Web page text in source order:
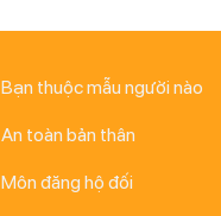
Bạn thuộc mẫu người nào
An toàn bản thân
Môn đăng hộ đối